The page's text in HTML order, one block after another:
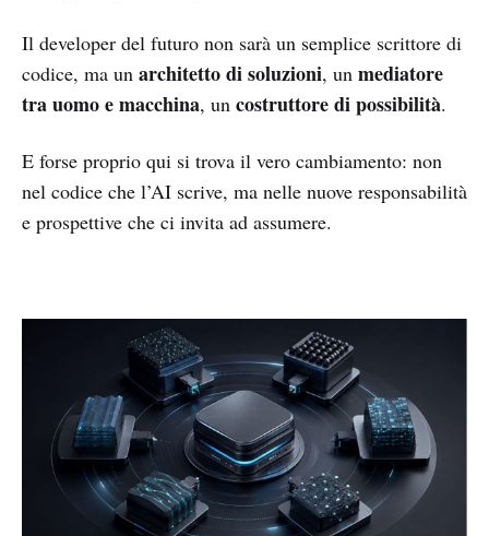
Il developer del futuro non sarà un semplice scrittore di
codice, ma un architetto di soluzioni, un mediatore
tra uomo e macchina, un costruttore di possibilità.
E forse proprio qui si trova il vero cambiamento: non
nel codice che l’AI scrive, ma nelle nuove responsabilità
e prospettive che ci invita ad assumere.